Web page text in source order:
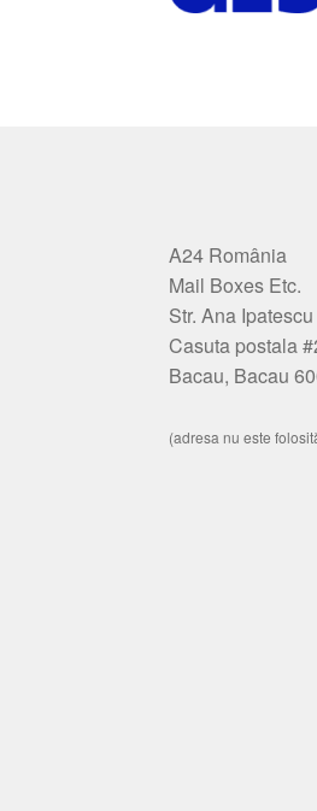
A24 România
Mail Boxes Etc.
Str. Ana Ipatescu
Casuta postala
Bacau, Bacau
(adresa nu este